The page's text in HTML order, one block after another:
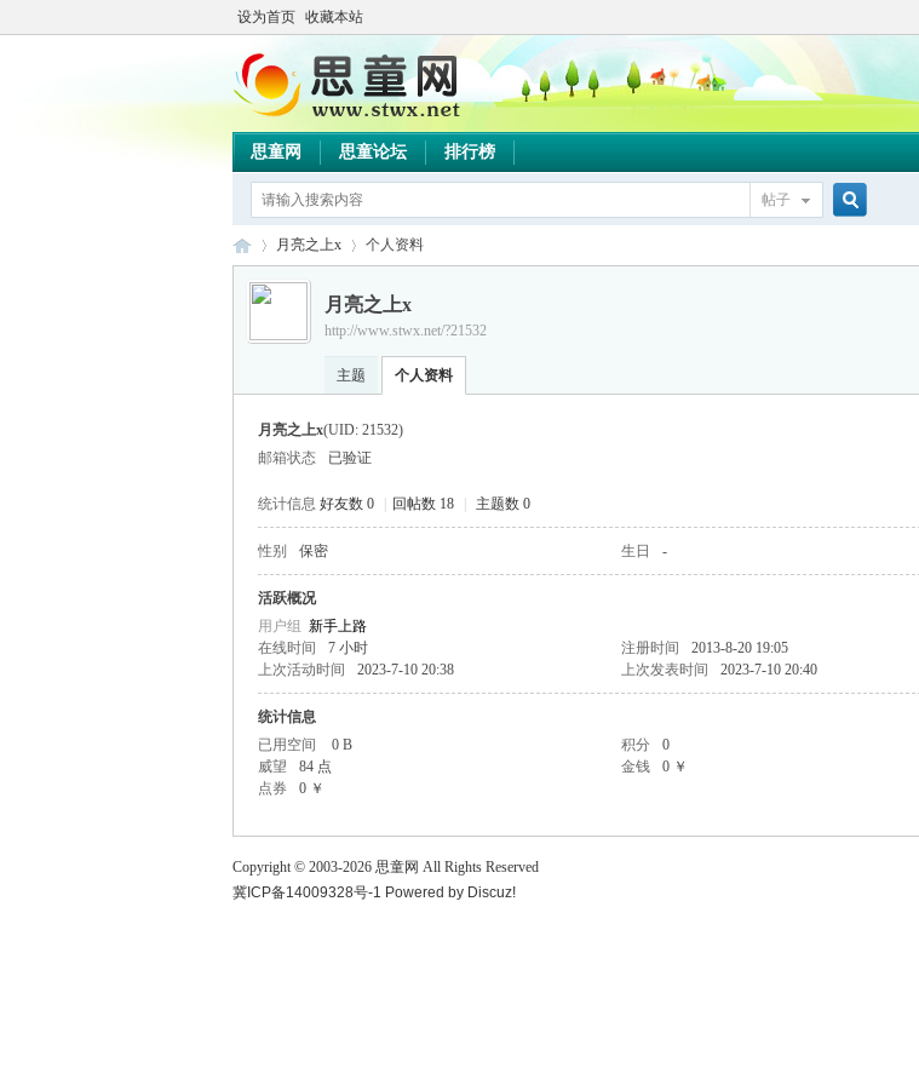
设为首页 收藏本站
思童网 思童论坛 排行榜
帖子
论
›
月亮之上x 个人资料
月亮之上x
http://www.stwx.net/?21532
主题 个人资料
月亮之上x(UID: 21532)
邮箱状态
已验证
统计信息 好友数 0 回帖数 18 主题数 0
性别 保密 生日 -
活跃概况
用户组 新手上路
在线时间
7 小时 注册时间 2013-8-20 19:05
上次活动时间
2023-7-10 20:38 上次发表时间 2023-7-10 20:40
统计信息
已用空间
0 B 积分 0
威望
84 点 金钱 0 ￥
点券
0 ￥
Copyright © 2003-2026 思童网 All Rights Reserved
冀ICP备14009328号-1 Powered by Discuz!